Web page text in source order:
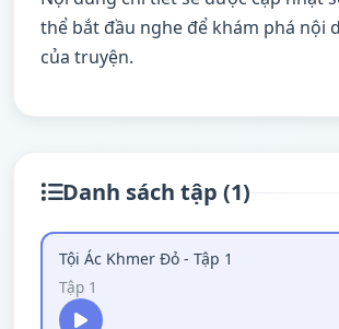
thể bắt đầu nghe để khám phá nội
của truyện.
Danh sách tập (1)
Tội Ác Khmer Đỏ - Tập 1
Tập 1